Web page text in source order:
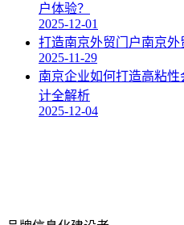
户体验？
2025-12-01
打造南京外贸门户南京
2025-11-29
南京企业如何打造高粘
计全解析
2025-12-04